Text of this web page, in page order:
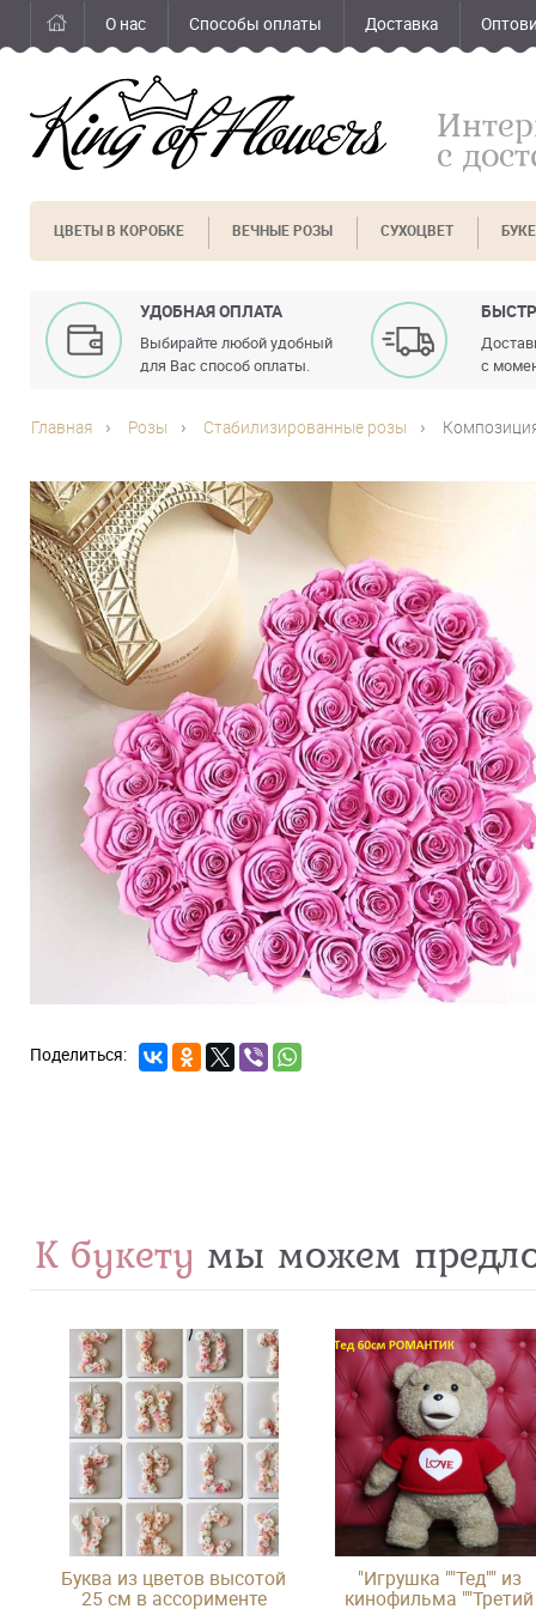
О нас Способы оплаты Доставка
с
ЦВЕТЫ В КОРОБКЕ ВЕЧНЫЕ РОЗЫ СУХОЦВЕТ
УДОБНАЯ ОПЛАТА
Выбирайте любой удобный
для Вас способ оплаты.
с
Главная Розы Стабилизированные розы
К букету мы можем
Буква из цветов высотой
25 см в ассорименте
"Игрушка ""Тед"" из
кинофильма ""Третий